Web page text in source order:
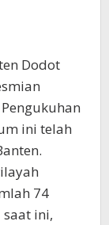
Dodot
ini telah
74
ini,